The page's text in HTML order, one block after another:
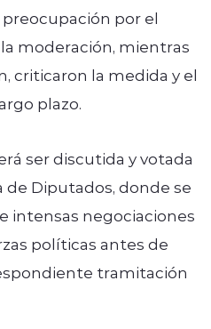
por el
moderación, mientras
criticaron la medida y el
plazo.
ser discutida y votada
de Diputados, donde se
intensas negociaciones
políticas antes de
tramitación